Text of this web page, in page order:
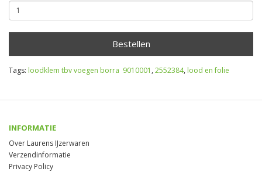
Bestellen
Tags: loodklem tbv voegen borra 9010001 , 2552384, lood en folie
INFORMATIE
Over Laurens IJzerwaren
Verzendinformatie
Privacy Policy